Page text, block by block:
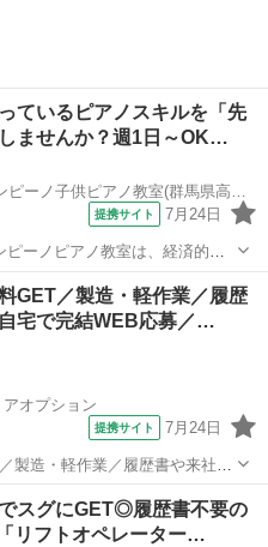
ているピアノスキルを「先
ませんか？週1日～OK…
シアー株式会社 オンピーノ子供ピアノ教室(群馬県高崎市)
提携サイト 7月24日
ーノピアノ教室は、経済的な
子どもたちが平等に音楽を学べ
出張レッスンとい
トラクター
GET／製造・軽作業／履歴
宅で完結WEB応募／…
オプション
提携サイト 7月24日
製造・軽作業／履歴書や来社不
が
興味があ
スグにGET◎履歴書不要の
リフトオペレーター…